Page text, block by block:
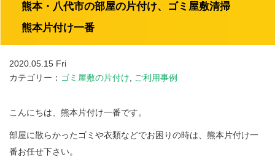
熊本・八代市の部屋の片付け、ゴミ屋敷清掃
熊本片付け一番
2020.05.15 Fri
カテゴリー： ゴミ屋敷の片付け ご利用事例
こんにちは、熊本片付け一番です。
部屋に散らかったゴミや衣類などでお困りの時は、熊本片付け一
番お任せ下さい。